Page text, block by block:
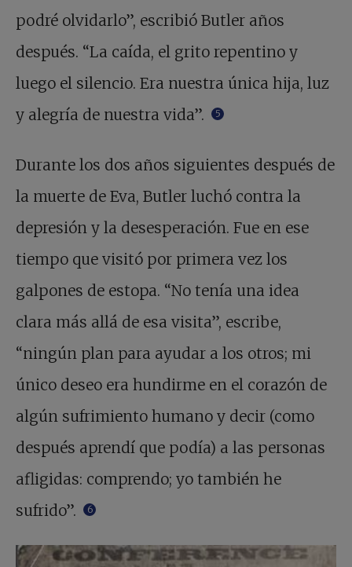
podré olvidarlo”, escribió Butler años
después. “La caída, el grito repentino y
luego el silencio. Era nuestra única hija, luz
y alegría de nuestra vida”.
5
Durante los dos años siguientes después de
la muerte de Eva, Butler luchó contra la
depresión y la desesperación. Fue en ese
tiempo que visitó por primera vez los
galpones de estopa. “No tenía una idea
clara más allá de esa visita”, escribe,
“ningún plan para ayudar a los otros; mi
único deseo era hundirme en el corazón de
algún sufrimiento humano y decir (como
después aprendí que podía) a las personas
afligidas: comprendo; yo también he
sufrido”.
6